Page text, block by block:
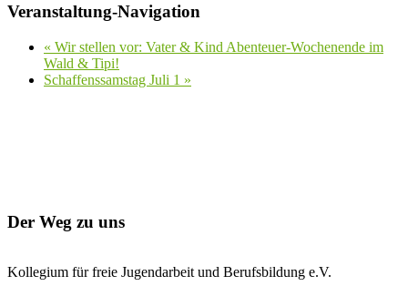
Veranstaltung-Navigation
« Wir stellen vor: Vater & Kind Abenteuer-Wochenende im
Wald & Tipi!
Schaffenssamstag Juli 1 »
Der Weg zu uns
Kollegium für freie Jugendarbeit und Berufsbildung e.V.